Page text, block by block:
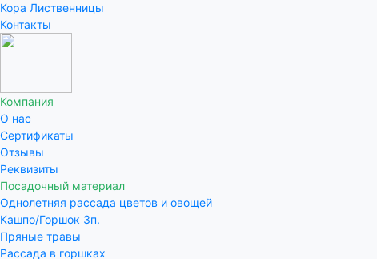
Кора Лиственницы
Контакты
Компания
О нас
Сертификаты
Отзывы
Реквизиты
Посадочный материал
Однолетняя рассада цветов и овощей
Кашпо/Горшок 3п.
Пряные травы
Рассада в горшках